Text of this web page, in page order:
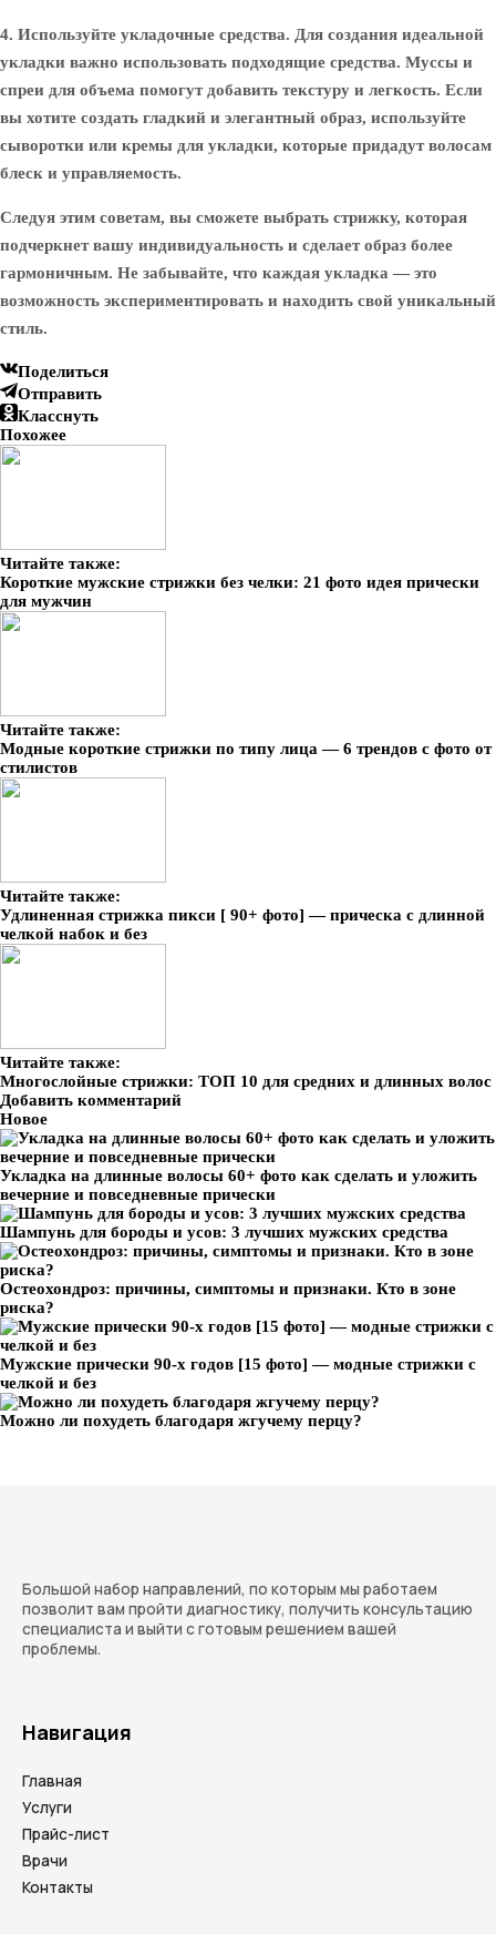
4. Используйте укладочные средства. Для создания идеальной
укладки важно использовать подходящие средства. Муссы и
спреи для объема помогут добавить текстуру и легкость. Если
вы хотите создать гладкий и элегантный образ, используйте
сыворотки или кремы для укладки, которые придадут волосам
блеск и управляемость.
Следуя этим советам, вы сможете выбрать стрижку, которая
подчеркнет вашу индивидуальность и сделает образ более
гармоничным. Не забывайте, что каждая укладка — это
возможность экспериментировать и находить свой уникальный
стиль.
Поделиться
Отправить
Класснуть
Похожее
Читайте также:
Короткие мужские стрижки без челки: 21 фото идея прически
для мужчин
Читайте также:
Модные короткие стрижки по типу лица — 6 трендов с фото от
стилистов
Читайте также:
Удлиненная стрижка пикси [ 90+ фото] — прическа с длинной
челкой набок и без
Читайте также:
Многослойные стрижки: ТОП 10 для средних и длинных волос
Добавить комментарий
Новое
Укладка на длинные волосы 60+ фото как сделать и уложить
вечерние и повседневные прически
Шампунь для бороды и усов: 3 лучших мужских средства
Остеохондроз: причины, симптомы и признаки. Кто в зоне
риска?
Мужские прически 90-х годов [15 фото] — модные стрижки с
челкой и без
Можно ли похудеть благодаря жгучему перцу?
Большой набор направлений, по которым мы работаем
позволит вам пройти диагностику, получить консультацию
специалиста и выйти с готовым решением вашей
проблемы.
Навигация
Главная
Услуги
Прайс-лист
Врачи
Контакты